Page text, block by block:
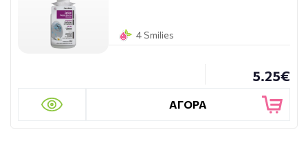
4 Smilies
5.25€
ΑΓΟΡΑ